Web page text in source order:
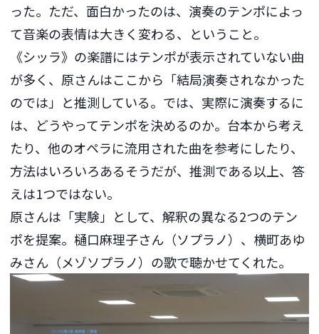
った。ただ、面白かったのは、演奏のテンポによっ
て音楽の表情は大きく変わる、ということ。
《シッラ》の楽譜にはテンポが表示されていない曲
が多く、原さんはここから「結局演奏されなかった
のでは」と推測している。では、実際に演奏するに
は、どうやってテンポを決めるのか。台本から考え
たり、他のオペラに流用された曲を参考にしたり、
方法はいろいろあるそうだが、推測である以上、答
えは1つではない。
原さんは「実験」として、解釈の異なる2つのテン
ポを提案。樋口麻理子さん（ソプラノ）、横町あゆ
みさん（メゾソプラノ）の歌で聴かせてくれた。